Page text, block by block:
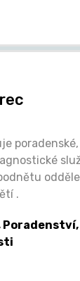
poradenské,
.